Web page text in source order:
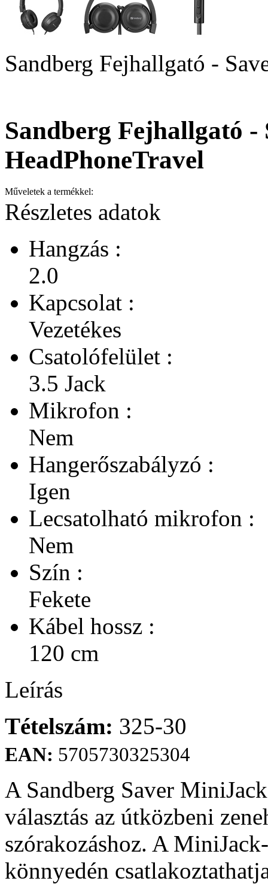
Sandberg Fejhallgató -
Sandberg Fejhallgató
HeadPhoneTravel
Műveletek a termékkel:
Részletes adatok
Hangzás :
2.0
Kapcsolat :
Vezetékes
Csatolófelület :
3.5 Jack
Mikrofon :
Nem
Hangerőszabályzó :
Igen
Lecsatolható mikrofon :
Nem
Szín :
Fekete
Kábel hossz :
120 cm
Leírás
Tételszám: 325-30
EAN: 5705730325304
A Sandberg Saver
választás az útközbeni
szórakozáshoz. A
könnyedén